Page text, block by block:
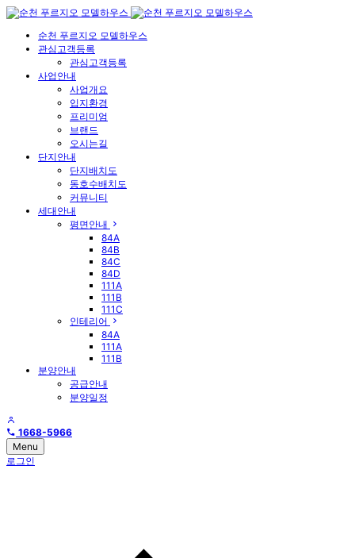
순천 푸르지오 모델하우스
관심고객등록
관심고객등록
사업안내
사업개요
입지환경
프리미엄
브랜드
오시는길
단지안내
단지배치도
동호수배치도
커뮤니티
세대안내
평면안내
84A
84B
84C
84D
111A
111B
111C
인테리어
84A
111A
111B
분양안내
공급안내
분양일정
1668-5966
Menu
로그인